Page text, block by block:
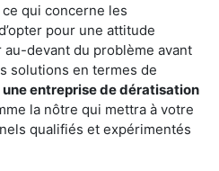
qui concerne les
pour une attitude
devant du problème avant
solutions en termes de
entreprise de dératisation
la nôtre qui mettra à votre
qualifiés et expérimentés